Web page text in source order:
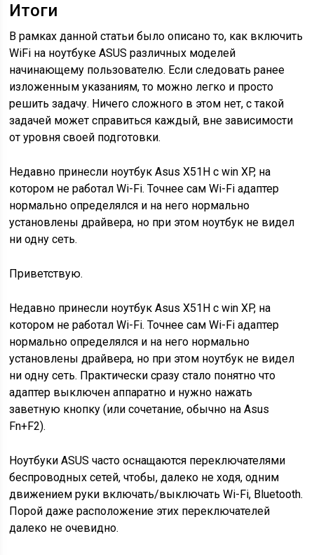
Итоги
В рамках данной статьи было описано то, как включить
WiFi на ноутбуке ASUS различных моделей
начинающему пользователю. Если следовать ранее
изложенным указаниям, то можно легко и просто
решить задачу. Ничего сложного в этом нет, с такой
задачей может справиться каждый, вне зависимости
от уровня своей подготовки.
Недавно принесли ноутбук Asus X51H с win XP, на
котором не работал Wi-Fi. Точнее сам Wi-Fi адаптер
нормально определялся и на него нормально
установлены драйвера, но при этом ноутбук не видел
ни одну сеть.
Приветствую.
Недавно принесли ноутбук Asus X51H с win XP, на
котором не работал Wi-Fi. Точнее сам Wi-Fi адаптер
нормально определялся и на него нормально
установлены драйвера, но при этом ноутбук не видел
ни одну сеть. Практически сразу стало понятно что
адаптер выключен аппаратно и нужно нажать
заветную кнопку (или сочетание, обычно на Asus
Fn+F2).
Ноутбуки ASUS часто оснащаются переключателями
беспроводных сетей, чтобы, далеко не ходя, одним
движением руки включать/выключать Wi-Fi, Bluetooth.
Порой даже расположение этих переключателей
далеко не очевидно.